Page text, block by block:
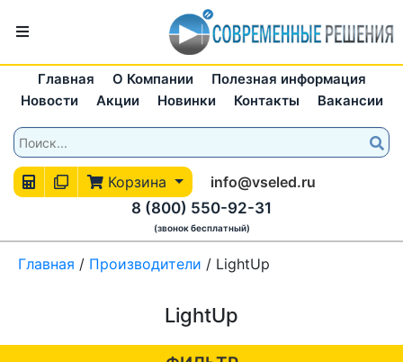
Главная О Компании
Полезная информация
Новости
Акции Новинки Контакты Вакансии
Корзина
info@vseled.ru
8 (800) 550-92-31
(звонок бесплатный)
Главная / Производители / LightUp
LightUp